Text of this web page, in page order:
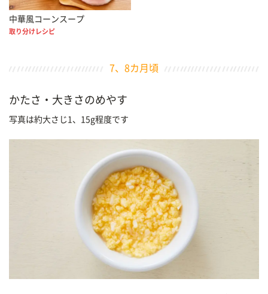
中華風コーンスープ
取り分けレシピ
7、8カ月頃
かたさ・大きさのめやす
写真は約大さじ1、15g程度です